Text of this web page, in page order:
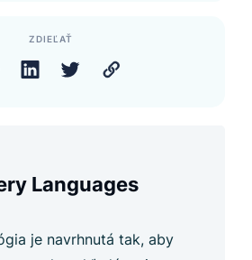
ZDIEĽAŤ
Languages
je navrhnutá tak, aby